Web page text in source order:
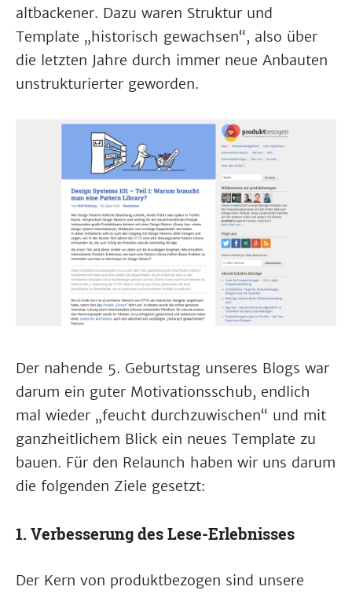
altbackener. Dazu waren Struktur und
Template „historisch gewachsen“, also über
die letzten Jahre durch immer neue Anbauten
unstrukturierter geworden.
Der nahende 5. Geburtstag unseres Blogs war
darum ein guter Motivationsschub, endlich
mal wieder „feucht durchzuwischen“ und mit
ganzheitlichem Blick ein neues Template zu
bauen. Für den Relaunch haben wir uns darum
die folgenden Ziele gesetzt:
1. Verbesserung des Lese-Erlebnisses
Der Kern von produktbezogen sind unsere